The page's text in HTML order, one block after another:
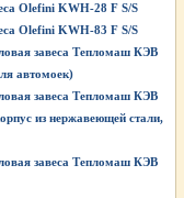
Olefini KWH-28 F S/S
Olefini KWH-83 F S/S
завеса Тепломаш КЭВ
автомоек)
завеса Тепломаш КЭВ
из нержавеющей стали,
завеса Тепломаш КЭВ